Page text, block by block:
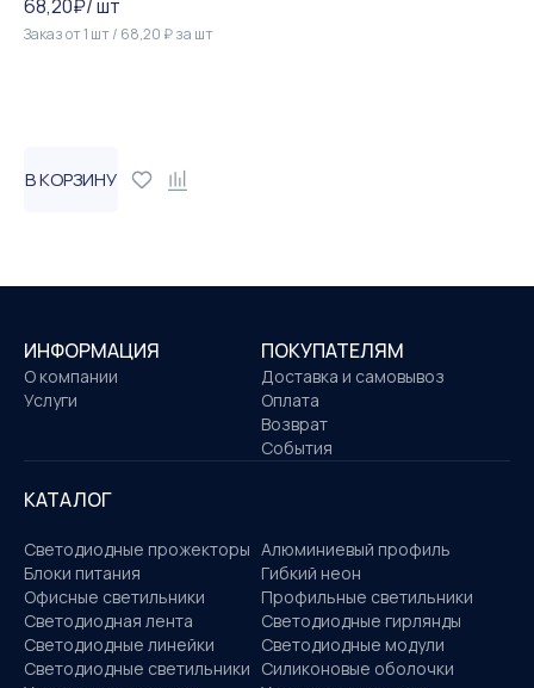
68,20₽/шт
Заказ от1 шт/ 68,20 ₽за шт
В КОРЗИНУ
ИНФОРМАЦИЯ
О компании
Услуги
ПОКУПАТЕЛЯМ
Доставка и самовывоз
Оплата
Возврат
События
КАТАЛОГ
Светодиодные прожекторы Алюминиевый профиль
Блоки питания
Гибкий неон
Офисные светильники
Профильные светильники
Светодиодная лента
Светодиодные гирлянды
Светодиодные линейки
Светодиодные модули
Светодиодные светильники Силиконовые оболочки